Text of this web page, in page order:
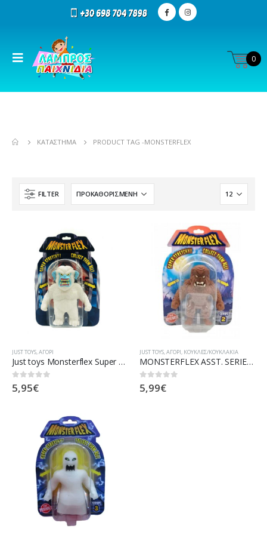
0
ΚΑΤΆΣΤΗΜΑ PRODUCT TAG -MONSTERFLEX
FILTER
JUST TOYS ΑΓΌΡΙ
Just toys Monsterflex Super Stretchy Ελαστική Φιγούρα – 14 Σχέδια 0126
0out of 5
5,95€
JUST TOYS ΑΓΌΡΙ ΚΟΎΚΛΕΣ/ΚΟΥΚΛΆΚΙΑ
MONSTERFLEX ASST. SERIES II #0156S
0out of 5
5,99€